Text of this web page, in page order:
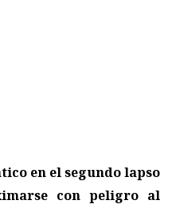
en el segundo lapso
con peligro al